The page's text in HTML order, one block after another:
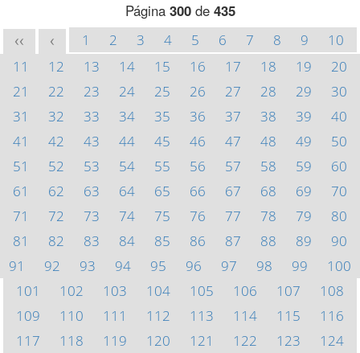
Página 300de 435
<< < 1 2 3 4 5 6 7 8 9
10
11
12 13 14 15 16 17 18 19
20
21
22 23 24 25 26 27 28 29
30
31
32 33 34 35 36 37 38 39
40
41
42 43 44 45 46 47 48 49
50
51
52 53 54 55 56 57 58 59
60
61
62 63 64 65 66 67 68 69
70
71
72 73 74 75 76 77 78 79
80
81
82 83 84 85 86 87 88 89
90
91
92 93 94 95 96 97 98 99
100
101
102 103 104 105 106 107
108
109
110 111 112 113 114 115
116
117
118 119 120 121 122 123
124